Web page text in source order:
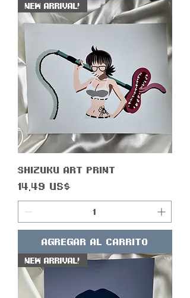
New Arrival!
Shizuku Art Print
Precio
14,49 US$
Agregar al carrito
New Arrival!